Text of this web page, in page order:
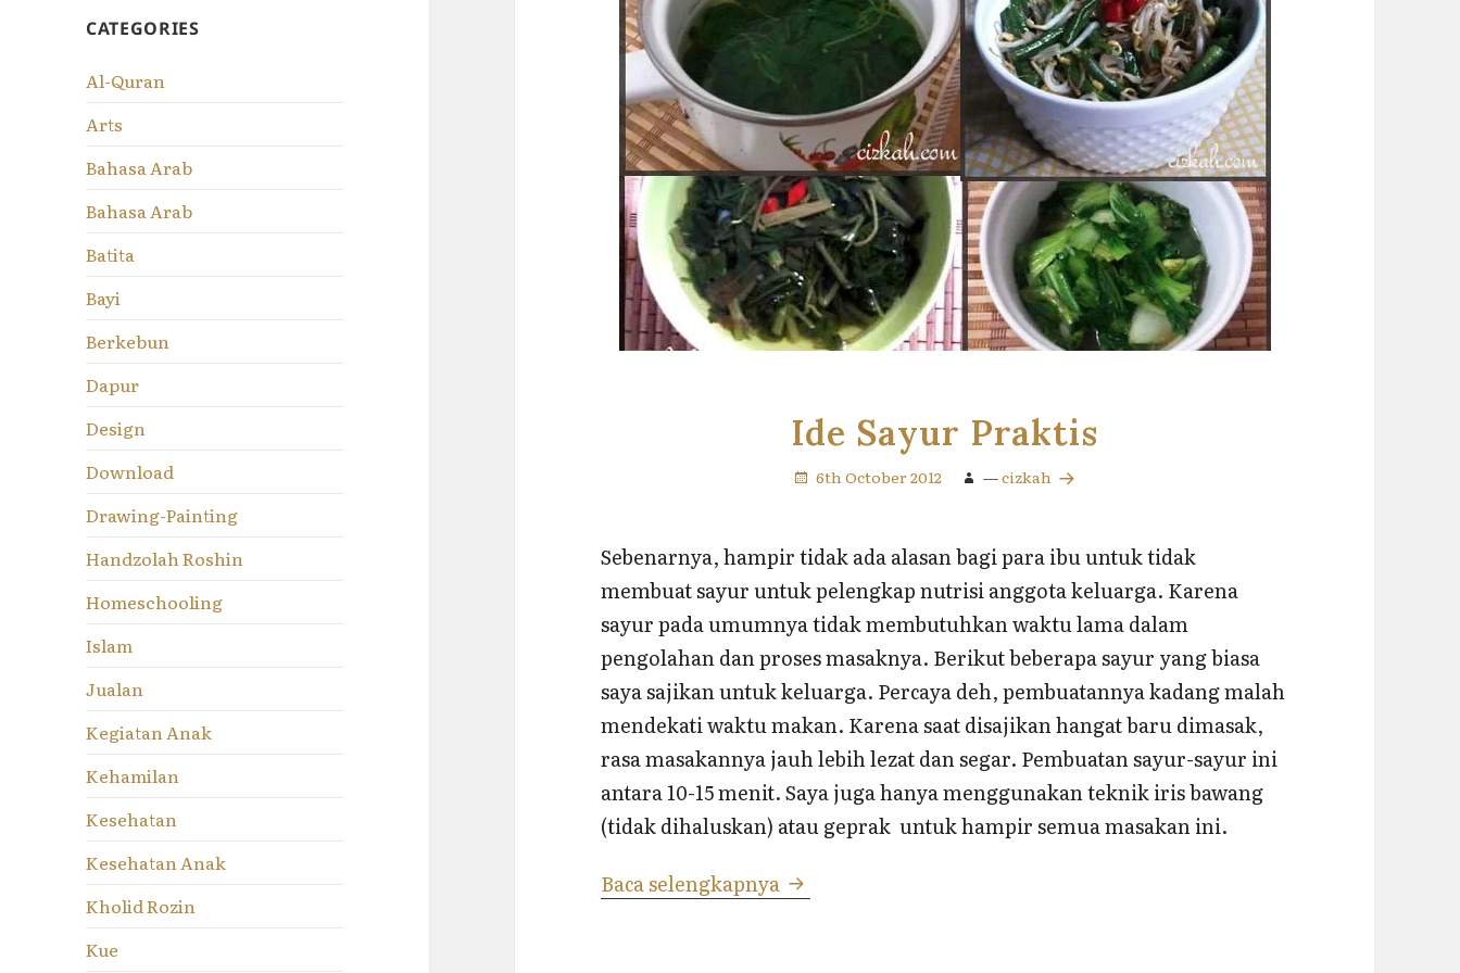
CATEGORIES
Al-Quran
Arts
Bahasa Arab
Bahasa Arab
Batita
Bayi
Berkebun
Dapur
Design
Download
Drawing-Painting
Handzolah Roshin
Homeschooling
Islam
Jualan
Kegiatan Anak
Kehamilan
Kesehatan
Kesehatan Anak
Kholid Rozin
Kue
Ide Sayur Praktis
6th October 2012 —cizkah
Sebenarnya, hampir tidak ada alasan bagi para ibu untuk tidak
membuat sayur untuk pelengkap nutrisi anggota keluarga. Karena
sayur pada umumnya tidak membutuhkan waktu lama dalam
pengolahan dan proses masaknya. Berikut beberapa sayur yang biasa
saya sajikan untuk keluarga. Percaya deh, pembuatannya kadang malah
mendekati waktu makan. Karena saat disajikan hangat baru dimasak,
rasa masakannya jauh lebih lezat dan segar. Pembuatan sayur-sayur ini
antara 10-15 menit. Saya juga hanya menggunakan teknik iris bawang
(tidak dihaluskan) atau geprak untuk hampir semua masakan ini.
Baca selengkapnya Ide Sayur Praktis